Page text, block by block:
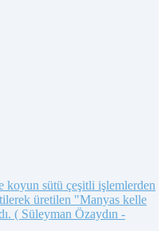
koyun sütü çeşitli işlemlerden
üretilen "Manyas kelle
( Süleyman Özaydın -